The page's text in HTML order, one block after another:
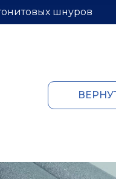
шнуров